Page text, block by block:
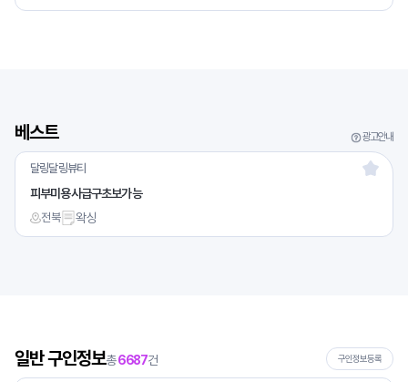
베스트 광고안내
달링달링뷰티
피부미용사급구초보가능
전북 왁싱
일반 구인정보총6687건 구인정보등록